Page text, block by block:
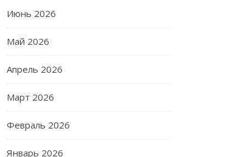
Июнь 2026
Май 2026
Апрель 2026
Март 2026
Февраль 2026
Январь 2026